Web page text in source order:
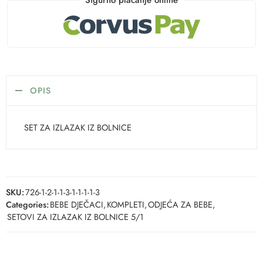
OPIS
SET ZA IZLAZAK IZ BOLNICE
SKU:726-1-2-1-1-3-1-1-1-1-3
Categories:BEBE DJEČACI,KOMPLETI,ODJEĆA ZA BEBE,
SETOVI ZA IZLAZAK IZ BOLNICE 5/1